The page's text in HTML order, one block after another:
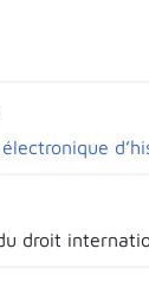
droit